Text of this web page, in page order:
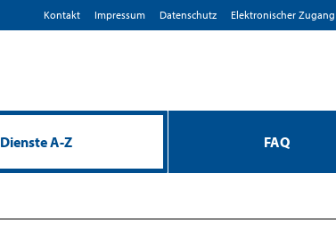
Kontakt Impressum D­atenschutz Elektronischer Zugang
Dienste A-Z FAQ